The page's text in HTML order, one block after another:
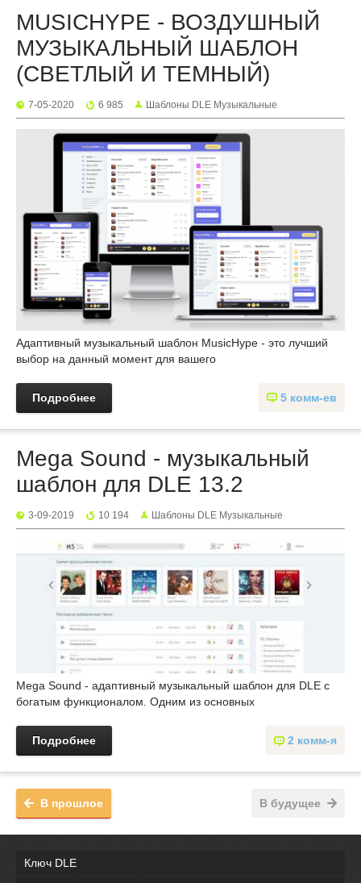
MUSICHYPE - ВОЗДУШНЫЙ
МУЗЫКАЛЬНЫЙ ШАБЛОН
(СВЕТЛЫЙ И ТЕМНЫЙ)
7-05-2020 6 985 Шаблоны DLE Музыкальные
Адаптивный музыкальный шаблон MusicHype - это лучший
выбор на данный момент для вашего
5 комм-ев
Подробнее
Mega Sound - музыкальный
шаблон для DLE 13.2
3-09-2019 10 194 Шаблоны DLE Музыкальные
Mega Sound - адаптивный музыкальный шаблон для DLE с
богатым функционалом. Одним из основных
2 комм-я
Подробнее
В будущее
В прошлое
Ключ DLE